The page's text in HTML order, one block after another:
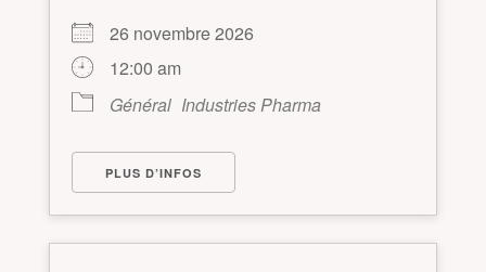
26 novembre 2026
12:00 am
Général Industries Pharma
PLUS D’INFOS